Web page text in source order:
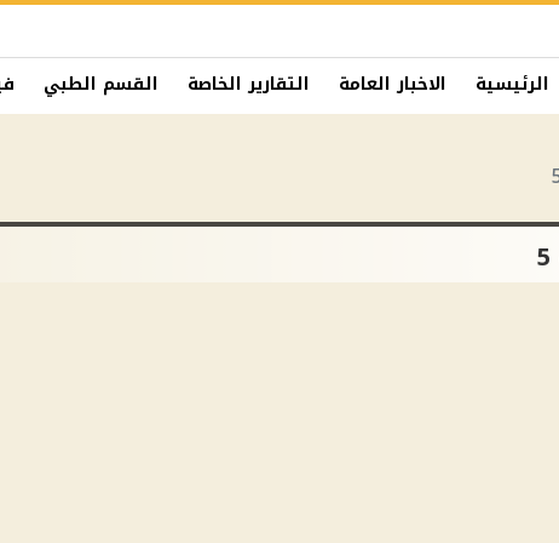
الرئيسية الاخبار العامة التقارير الخاصة القسم الطبي